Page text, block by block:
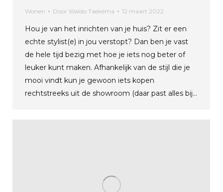
Wonen Door Waldo Taekema 12 maart 2022
Hou je van het inrichten van je huis? Zit er een
echte stylist(e) in jou verstopt? Dan ben je vast
de hele tijd bezig met hoe je iets nog beter of
leuker kunt maken. Afhankelijk van de stijl die je
mooi vindt kun je gewoon iets kopen
rechtstreeks uit de showroom (daar past alles bij…